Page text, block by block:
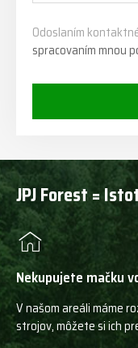
Odoslaním
spracovaním mnou
JPJ Forest =
Nekupujete mačku
V našom areáli máme
strojov, môžete si ich